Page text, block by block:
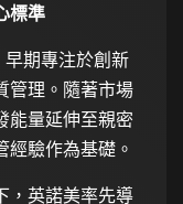
標準
期專注於創新
管理。隨著市場
能量延伸至親密
驗作為基礎。
，英諾美率先導